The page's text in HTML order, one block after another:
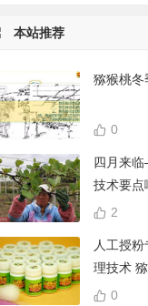
本站推荐
猕猴桃冬
0
四月来
技术要点
2
人工授
理技术
0